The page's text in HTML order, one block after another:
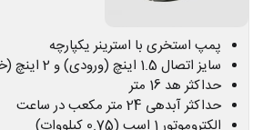
پمپ استخری با استرینر یکپارچه
سایز اتصال 1.5 اینچ (ورودی) و 2 اینچ (خروجی)
حداکثر هد 16 متر
حداکثر آبدهی 24 متر مکعب در ساعت